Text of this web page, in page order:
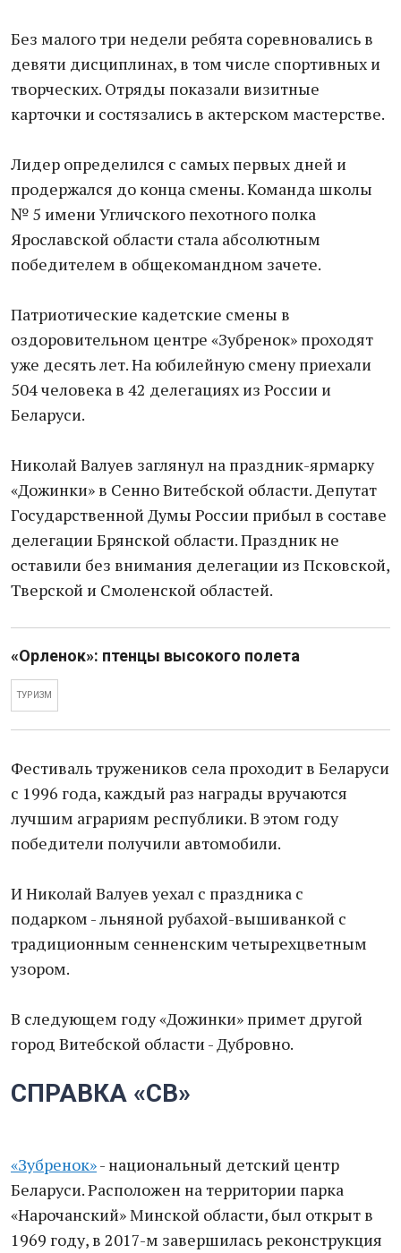
Без малого три недели ребята соревновались в
девяти дисциплинах, в том числе спортивных и
творческих. Отряды показали визитные
карточки и состязались в актерском мастерстве.
Лидер определился с самых первых дней и
продержался до конца смены. Команда школы
№ 5 имени Угличского пехотного полка
Ярославской области стала абсолютным
победителем в общекомандном зачете.
Патриотические кадетские смены в
оздоровительном центре «Зубренок» проходят
уже десять лет. На юбилейную смену приехали
504 человека в 42 делегациях из России и
Беларуси.
Николай Валуев заглянул на праздник-ярмарку
«Дожинки» в Сенно Витебской области. Депутат
Государственной Думы России прибыл в составе
делегации Брянской области. Праздник не
оставили без внимания делегации из Псковской,
Тверской и Смоленской областей.
«Орленок»: птенцы высокого полета
ТУРИЗМ
Фестиваль тружеников села проходит в Беларуси
с 1996 года, каждый раз награды вручаются
лучшим аграриям республики. В этом году
победители получили автомобили.
И Николай Валуев уехал с праздника с
подарком - льняной рубахой-вышиванкой с
традиционным сенненским четырехцветным
узором.
В следующем году «Дожинки» примет другой
город Витебской области - Дубровно.
СПРАВКА «СВ»
«Зубренок»- национальный детский центр
Беларуси. Расположен на территории парка
«Нарочанский» Минской области, был открыт в
1969 году, в 2017-м завершилась реконструкция